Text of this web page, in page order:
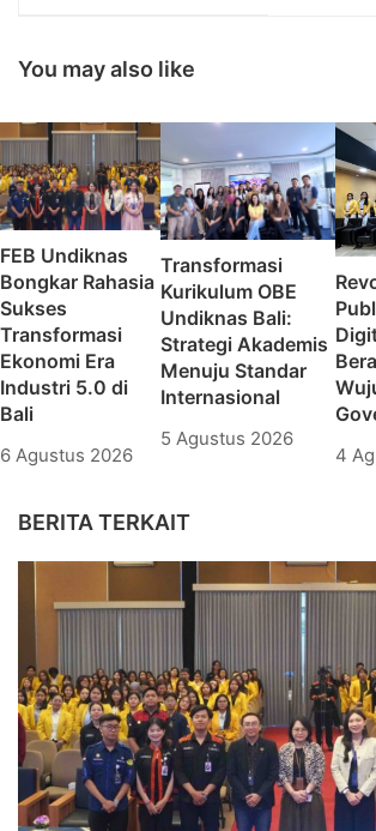
Pendidikan Nasional
Studi Independent
MSIB Batch 6
You may also like
FEB Undiknas
Bongkar Rahasia
Sukses
Transformasi
Ekonomi Era
Industri 5.0 di
Bali
6 Agustus 2026
Transformasi
Kurikulum OBE
Undiknas Bali:
Strategi Akademis
Menuju Standar
Internasional
5 Agustus 2026
4
BERITA TERKAIT